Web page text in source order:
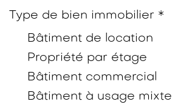
Type de bien immobilier *
Bâtiment de location
Propriété par étage
Bâtiment commercial
Bâtiment à usage mixte